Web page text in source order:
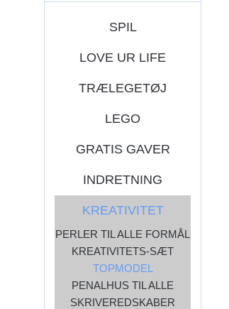
SPIL
LOVE UR LIFE
TRÆLEGETØJ
LEGO
GRATIS GAVER
INDRETNING
KREATIVITET
PERLER TIL ALLE FORMÅL
KREATIVITETS-SÆT
TOPMODEL
PENALHUS TIL ALLE
SKRIVEREDSKABER